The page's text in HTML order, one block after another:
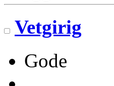
Vetgirig
Gode